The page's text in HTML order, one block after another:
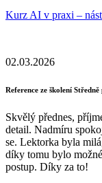
Kurz AI v praxi –
02.03.2026
Reference ze školení
Skvělý přednes,
detail. Nadmíru
se. Lektorka byla
díky tomu bylo
postup. Díky za to!